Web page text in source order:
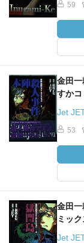
59
金田
すかコ
Jet
53
金田
ミッ
Jet